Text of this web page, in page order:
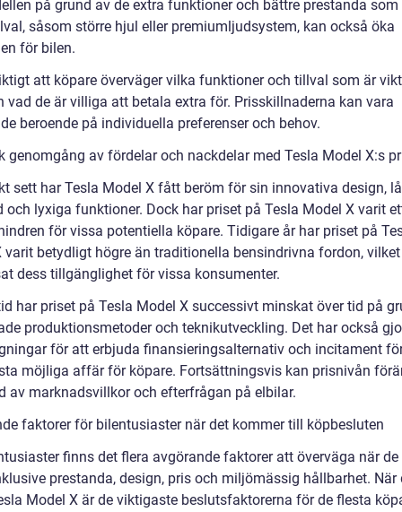
på grund av de extra funktioner och bättre prestanda som
såsom större hjul eller premiumljudsystem, kan också öka
för bilen.
att köpare överväger vilka funktioner och tillval som är
vad de är villiga att betala extra för. Prisskillnaderna kan vara
beroende på individuella preferenser och behov.
genomgång av fördelar och nackdelar med Tesla Model X:s
sett har Tesla Model X fått beröm för sin innovativa design,
och lyxiga funktioner. Dock har priset på Tesla Model X varit
för vissa potentiella köpare. Tidigare år har priset på
varit betydligt högre än traditionella bensindrivna fordon, vilket
dess tillgänglighet för vissa konsumenter.
har priset på Tesla Model X successivt minskat över tid på
produktionsmetoder och teknikutveckling. Det har också
för att erbjuda finansieringsalternativ och incitament
möjliga affär för köpare. Fortsättningsvis kan prisnivån
av marknadsvillkor och efterfrågan på elbilar.
faktorer för bilentusiaster när det kommer till köpbesluten
finns det flera avgörande faktorer att överväga när de
prestanda, design, pris och miljömässig hållbarhet. När
Model X är de viktigaste beslutsfaktorerna för de flesta